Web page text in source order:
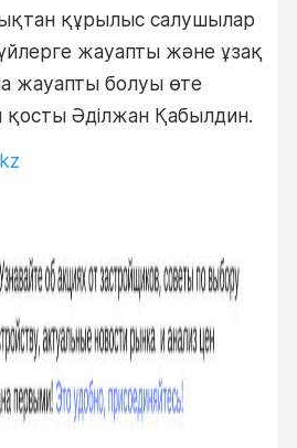
құрылыс салушылар
жауапты және ұзақ
жауапты болуы өте
Әділжан Қабылдин.